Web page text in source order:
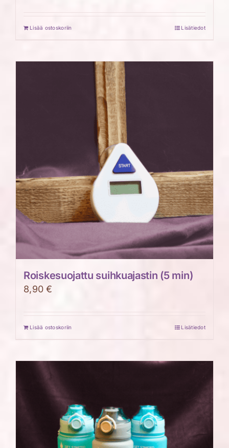
Lisää ostoskoriin Lisätiedot
Roiskesuojattu suihkuajastin (5 min)
8,90€
Lisää ostoskoriin Lisätiedot